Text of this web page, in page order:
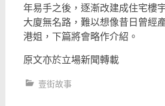
年易手之後，逐漸改建成住宅樓
大廈無名路，難以想像昔日曾經
港姐，下篇將會略作介紹。
原文亦於立場新聞轉載
壹街故事